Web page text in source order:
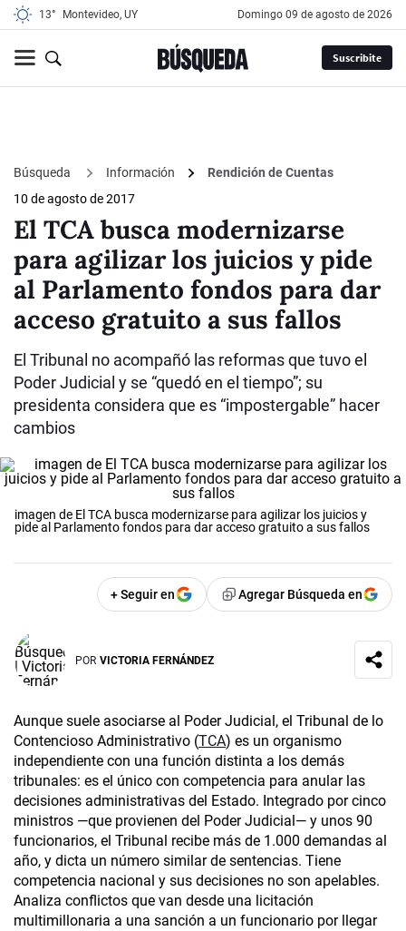
13° Montevideo, UY domingo 09 de agosto de 2026
Suscribite
Búsqueda Información
Rendición de Cuentas
10 de agosto de 2017
El TCA busca modernizarse
para agilizar los juicios y pide
al Parlamento fondos para dar
acceso gratuito a sus fallos
El Tribunal no acompañó las reformas que tuvo el
Poder Judicial y se “quedó en el tiempo”; su
presidenta considera que es “impostergable” hacer
cambios
imagen de El TCA busca modernizarse para agilizar los juicios y
pide al Parlamento fondos para dar acceso gratuito a sus fallos
+ Seguir en Agregar Búsqueda en
POR VICTORIA FERNÁNDEZ
Aunque suele asociarse al Poder Judicial, el Tribunal de lo
Contencioso Administrativo (TCA) es un organismo
independiente con una función distinta a los demás
tribunales: es el único con competencia para anular las
decisiones administrativas del Estado. Integrado por cinco
ministros —que provienen del Poder Judicial— y unos 90
funcionarios, el Tribunal recibe más de 1.000 demandas al
año, y dicta un número similar de sentencias. Tiene
competencia nacional y sus decisiones no son apelables.
Analiza conflictos que van desde una licitación
multimillonaria a una sanción a un funcionario por llegar